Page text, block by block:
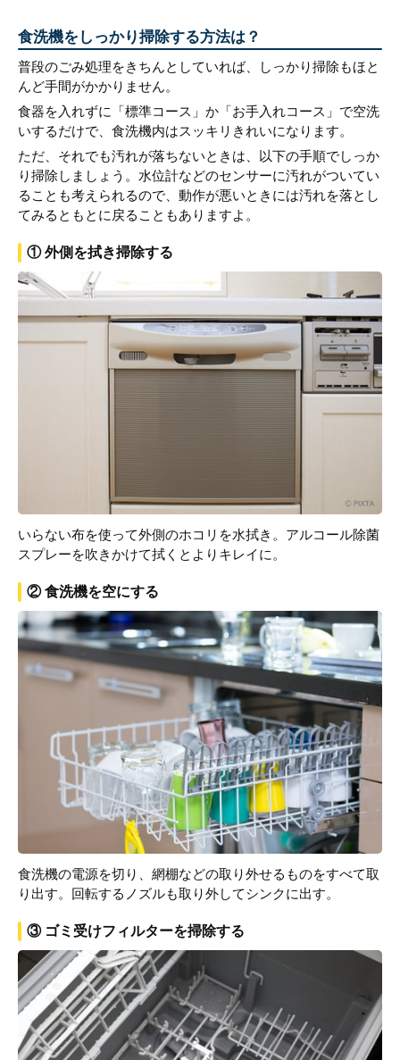
食洗機をしっかり掃除する方法は？
普段のごみ処理をきちんとしていれば、しっかり掃除もほと
んど手間がかかりません。
食器を入れずに「標準コース」か「お手入れコース」で空洗
いするだけで、食洗機内はスッキリきれいになります。
ただ、それでも汚れが落ちないときは、以下の手順でしっか
り掃除しましょう。水位計などのセンサーに汚れがついてい
ることも考えられるので、動作が悪いときには汚れを落とし
てみるともとに戻ることもありますよ。
① 外側を拭き掃除する
いらない布を使って外側のホコリを水拭き。アルコール除菌
スプレーを吹きかけて拭くとよりキレイに。
② 食洗機を空にする
食洗機の電源を切り、網棚などの取り外せるものをすべて取
り出す。回転するノズルも取り外してシンクに出す。
③ ゴミ受けフィルターを掃除する